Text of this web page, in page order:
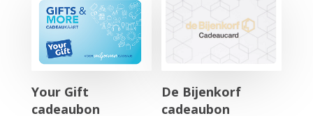
Your Gift
cadeaubon
De Bijenkorf
cadeaubon